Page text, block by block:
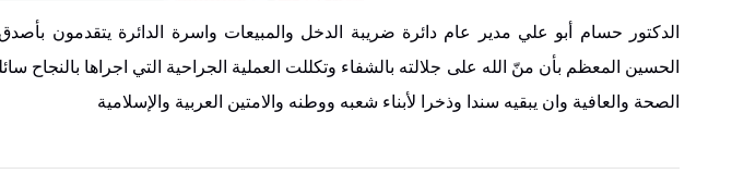
الدكتور حسام أبو علي مدير عام دائرة ضريبة الدخل والمبيعات واسرة الدائرة يتقدمون بأصدق
الحسين المعظم بأن منّ الله على جلالته بالشفاء وتكللت العملية الجراحية التي اجراها بالنجاح
الصحة والعافية وان يبقيه سندا وذخرا لأبناء شعبه ووطنه والامتين العربية والإسلامية